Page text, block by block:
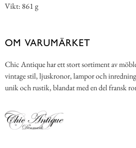
Vikt: 861 g
OM VARUMÄRKET
Chic Antique har ett stort sortiment av
vintage stil, ljuskronor, lampor och
unik och rustik, blandat med en del fransk